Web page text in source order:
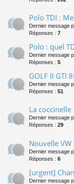
Polo TDI :
Dernier message
Réponses : 7
Polo : quel
Dernier message
Réponses : 5
GOLF II GTI
Dernier message
Réponses : 51
La coccinelle
Dernier message
Réponses : 29
Nouvelle VW
Dernier message
Réponses : 6
[urgent]
Dernier message